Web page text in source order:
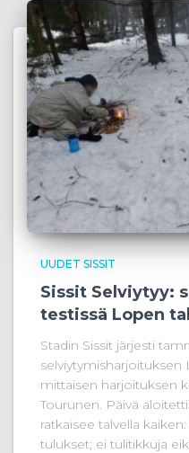
UUDET SISSIT
Sissit Selviytyy:
testissä Lopen
Stadin Sissit järjesti
selviytymisharjoituksen
mittaisen harjoituksen
Tourunen. Päivä
ratkaisee talvella
tulukset; ei tulitikkuja